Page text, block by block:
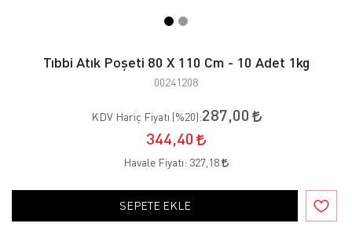
Tıbbi Atık Poşeti 80 X 110 Cm - 10 Adet 1kg
00241208
KDV Hariç Fiyatı (%20):287,00
344,40
Havale Fiyatı: 327,18
SEPETE EKLE